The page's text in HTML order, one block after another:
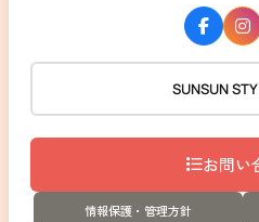
SUNSUN
お問い
情報保護・管理方針